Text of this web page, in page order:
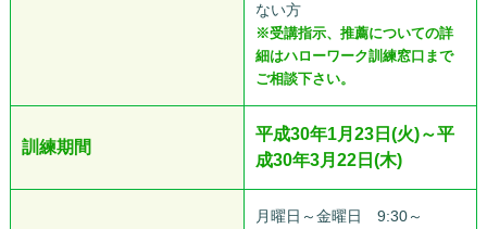
ない方
※受講指示、推薦についての詳
細はハローワーク訓練窓口まで
ご相談下さい。
訓練期間
平成30年1月23日(火)～平
成30年3月22日(木)
月曜日～金曜日 9:30～